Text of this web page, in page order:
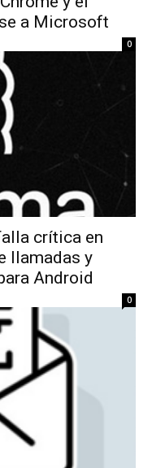
a Microsoft
0
crítica en
llamadas y
Android
0